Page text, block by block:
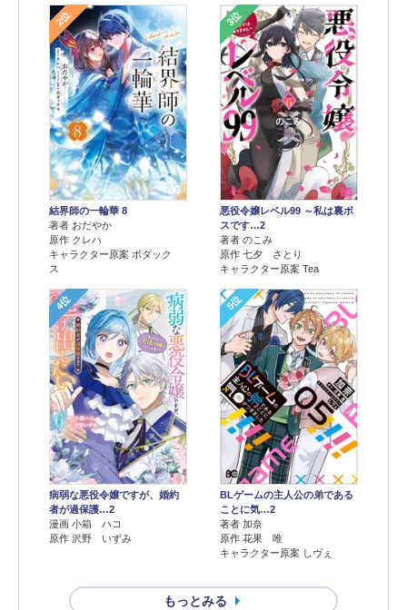
2位
結界師の一輪華 8
著者 おだやか
原作 クレハ
キャラクター原案 ボダック
ス
3位
悪役令嬢レベル99 ～私は裏ボ
スです…2
著者 のこみ
原作 七夕 さとり
キャラクター原案 Tea
4位
病弱な悪役令嬢ですが、婚約
者が過保護…2
漫画 小箱 ハコ
原作 沢野 いずみ
5位
BLゲームの主人公の弟である
ことに気…2
著者 加奈
原作 花果 唯
キャラクター原案 しヴぇ
もっとみる